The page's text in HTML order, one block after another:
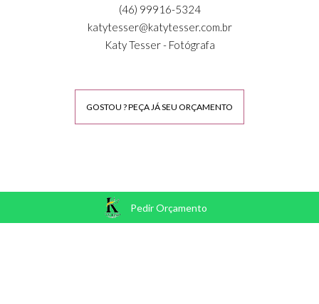
(46) 99916-5324
katytesser@katytesser.com.br
Katy Tesser - Fotógrafa
GOSTOU ? PEÇA JÁ SEU ORÇAMENTO
SOCIAL
Pedir Orçamento